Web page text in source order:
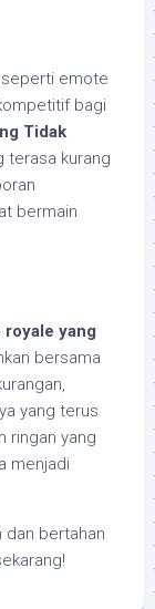
emote
bagi
Tidak
terasa kurang
bermain
royale yang
bersama
yang terus
ringan yang
menjadi
dan bertahan